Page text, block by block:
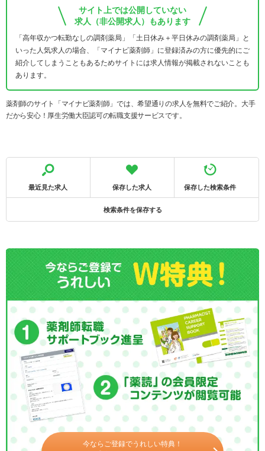
サイト上では公開していない
求人（非公開求人）もあります
「高年収かつ転勤なしの調剤薬局」「土日休み＋平日休みの調剤薬局」と
いった人気求人の場合、「マイナビ薬剤師」に登録済みの方に優先的にご
紹介してしまうこともあるためサイトには求人情報が掲載されないことも
あります。
薬剤師のサイト「マイナビ薬剤師」では、希望通りの求人を無料でご紹介。大手
だから安心！厚生労働大臣認可の転職支援サービスです。
最近見た求人 保存した求人 保存した検索条件
検索条件を保存する
今ならご登録でうれしい特典！